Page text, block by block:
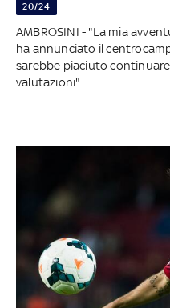
20/24
AMBROSINI - "La mia
ha annunciato il
sarebbe piaciuto
valutazioni"